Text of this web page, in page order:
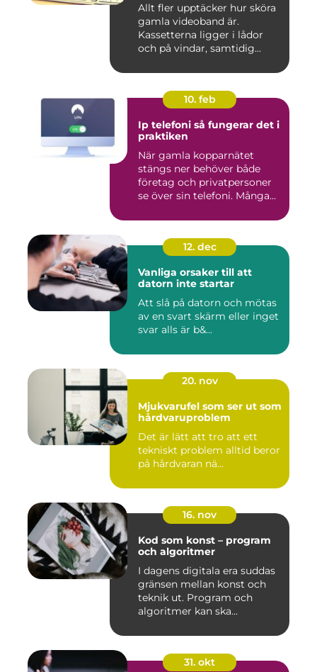
Allt fler upptäcker hur sköra
gamla videoband är.
Kassetterna ligger i lådor
och på vindar, samtidig...
10. feb
Ip telefoni så fungerar det i
praktiken
När gamla kopparnätet
stängs ner behöver både
företag och privatpersoner
se över sin telefoni. Många...
12. dec
Vanliga orsaker till att
datorn inte startar
Att slå på datorn och mötas
av en svart skärm eller inget
svar alls är b&...
20. nov
Mjukvarufel som ser ut som
hårdvaruproblem
Det är lätt att tro att ett
tekniskt problem alltid beror
på hårdvaran nä...
16. nov
Kod som konst – program
och algoritmer
I dagens digitala era suddas
gränsen mellan konst och
teknik ut. Program och
algoritmer kan ska...
31. okt